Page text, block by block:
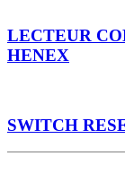
LECTEUR
HENEX
SWITCH